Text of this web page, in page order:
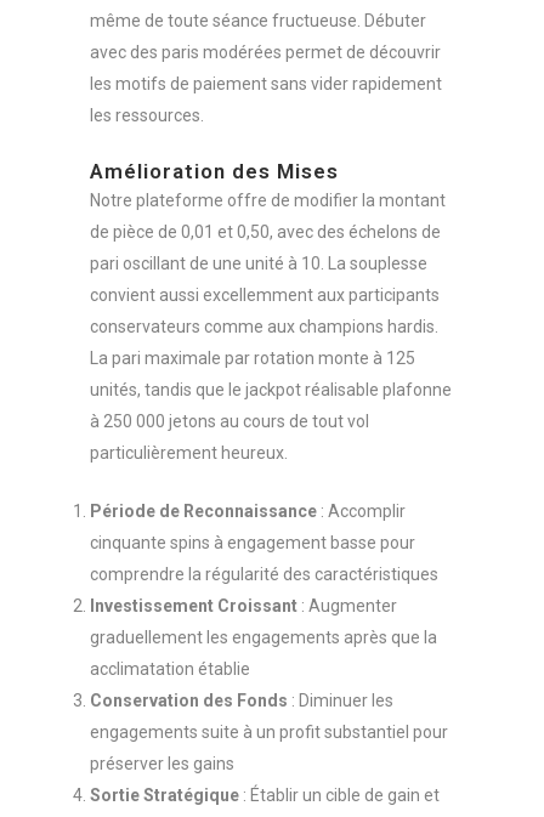
même de toute séance fructueuse. Débuter
avec des paris modérées permet de découvrir
les motifs de paiement sans vider rapidement
les ressources.
Amélioration des Mises
Notre plateforme offre de modifier la montant
de pièce de 0,01 et 0,50, avec des échelons de
pari oscillant de une unité à 10. La souplesse
convient aussi excellemment aux participants
conservateurs comme aux champions hardis.
La pari maximale par rotation monte à 125
unités, tandis que le jackpot réalisable plafonne
à 250 000 jetons au cours de tout vol
particulièrement heureux.
Période de Reconnaissance : Accomplir
cinquante spins à engagement basse pour
comprendre la régularité des caractéristiques
Investissement Croissant : Augmenter
graduellement les engagements après que la
acclimatation établie
Conservation des Fonds : Diminuer les
engagements suite à un profit substantiel pour
préserver les gains
Sortie Stratégique : Établir un cible de gain et